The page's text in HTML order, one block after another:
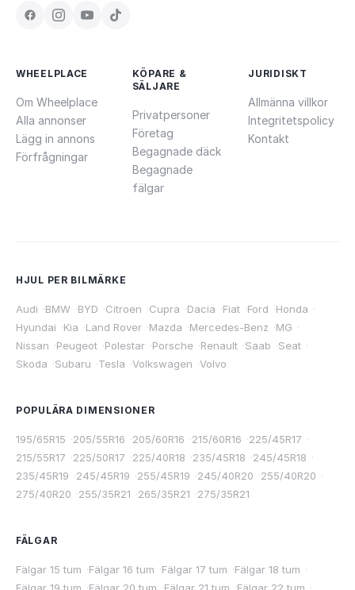
WHEELPLACE
Om Wheelplace
Alla annonser
Lägg in annons
Förfrågningar
KÖPARE &
SÄLJARE
Privatpersoner
Företag
Begagnade däck
Begagnade
fälgar
JURIDISKT
Allmänna villkor
Integritetspolicy
Kontakt
HJUL PER BILMÄRKE
Audi ·BMW ·BYD ·Citroen ·Cupra ·Dacia ·Fiat ·Ford ·Honda ·
Hyundai ·Kia ·Land Rover ·Mazda ·Mercedes-Benz ·MG ·
Nissan ·Peugeot ·Polestar ·Porsche ·Renault ·Saab ·Seat ·
Skoda ·Subaru ·Tesla ·Volkswagen ·Volvo
POPULÄRA DIMENSIONER
195/65R15 ·205/55R16 ·205/60R16 ·215/60R16 ·225/45R17 ·
215/55R17 ·225/50R17 ·225/40R18 ·235/45R18 ·245/45R18 ·
235/45R19 ·245/45R19 ·255/45R19 ·245/40R20 ·255/40R20 ·
275/40R20 ·255/35R21 ·265/35R21 ·275/35R21
FÄLGAR
Fälgar 15 tum ·Fälgar 16 tum ·Fälgar 17 tum ·Fälgar 18 tum ·